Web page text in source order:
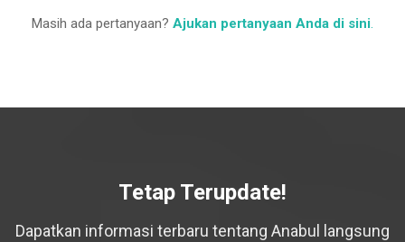
Masih ada pertanyaan? Ajukan pertanyaan Anda di sini.
Tetap Terupdate!
Dapatkan informasi terbaru tentang Anabul langsung